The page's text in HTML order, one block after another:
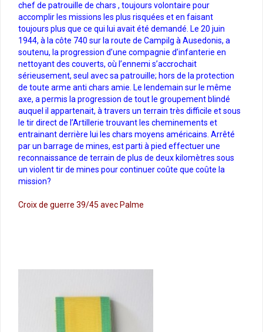
chef de patrouille de chars , toujours volontaire pour
accomplir les missions les plus risquées et en faisant
toujours plus que ce qui lui avait été demandé. Le 20 juin
1944, à la côte 740 sur la route de Campilg à Ausedonis, a
soutenu, la progression d’une compagnie d’infanterie en
nettoyant des couverts, où l’ennemi s’accrochait
sérieusement, seul avec sa patrouille; hors de la protection
de toute arme anti chars amie. Le lendemain sur le même
axe, a permis la progression de tout le groupement blindé
auquel il appartenait, à travers un terrain très difficile et sous
le tir direct de l’Artillerie trouvant les cheminements et
entrainant derrière lui les chars moyens américains. Arrêté
par un barrage de mines, est parti à pied effectuer une
reconnaissance de terrain de plus de deux kilomètres sous
un violent tir de mines pour continuer coûte que coûte la
mission?
Croix de guerre 39/45 avec Palme